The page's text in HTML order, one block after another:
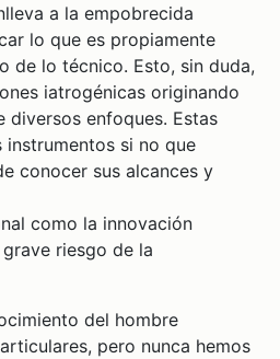
a la empobrecida
lo que es propiamente
de lo técnico. Esto, sin duda,
iatrogénicas originando
diversos enfoques. Estas
si no que
conocer sus alcances y
como la innovación
riesgo de la
del hombre
pero nunca hemos